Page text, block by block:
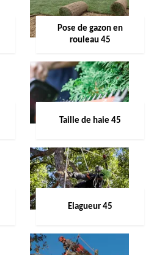
Pose de gazon en
rouleau 45
Taille de haie 45
Elagueur 45